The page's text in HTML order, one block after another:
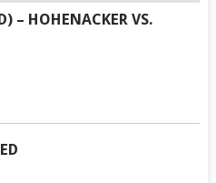
– HOHENACKER VS.